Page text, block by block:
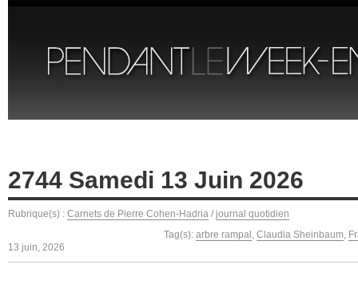
2744 Samedi 13 Juin 2026
Rubrique(s) : Carnets de Pierre Cohen-Hadria / journal quotidien
Tag(s): arbre rampal , Claudia Sheinbaum,
13 juin, 2026